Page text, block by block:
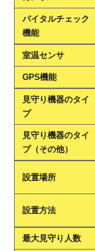
バイタルチェック
機能
室温センサ
GPS機能
見守り機器のタイ
プ
見守り機器のタイ
プ（その他）
設置場所
設置方法
最大見守り人数